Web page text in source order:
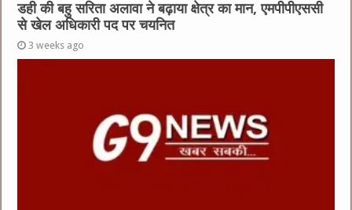
डही की बहु सरिता अलावा ने बढ़ाया क्षेत्र का मान, एमपीपीएससी
से खेल अधिकारी पद पर चयनित
3 weeks ago